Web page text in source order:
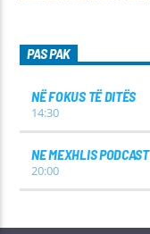
PAS PAK
NË FOKUS TË DITËS
14:30
NE MEXHLIS PODCAST
20:00